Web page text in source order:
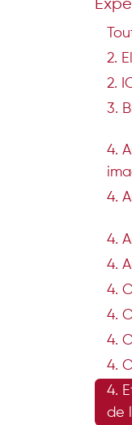
2.
2.
3.
4.
4.
4.
4.
4.
4.
4.
4.
4.
de